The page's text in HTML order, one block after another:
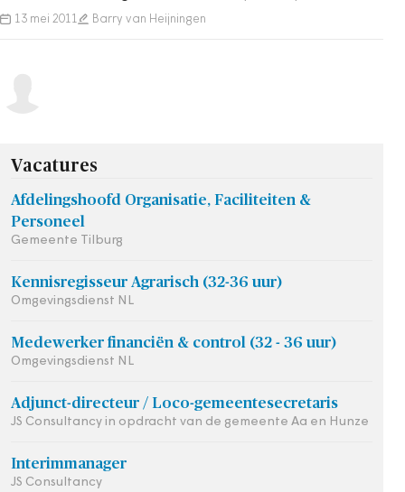
bestuurder van de Amsterdamse corporatie…
13 mei 2011 Barry van Heijningen
Vacatures
Afdelingshoofd Organisatie, Faciliteiten &
Personeel
Gemeente Tilburg
Kennisregisseur Agrarisch (32-36 uur)
Omgevingsdienst NL
Medewerker financiën & control (32 - 36 uur)
Omgevingsdienst NL
Adjunct-directeur / Loco-gemeentesecretaris
JS Consultancy in opdracht van de gemeente Aa en Hunze
Interimmanager
JS Consultancy